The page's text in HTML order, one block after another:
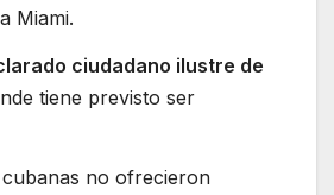
Miami.
ciudadano ilustre de
tiene previsto ser
cubanas no ofrecieron